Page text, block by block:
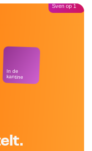
In de
kantine
Sven op 1